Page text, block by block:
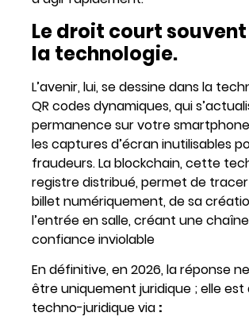
Le droit court
la technologie.
L’avenir, lui, se dessine dans la
QR codes dynamiques, qui
permanence sur votre
les captures d’écran inutilisables
fraudeurs. La blockchain, cette
registre distribué, permet de
billet numériquement, de sa
l’entrée en salle, créant une
confiance inviolable
En définitive, en 2026, la réponse
être uniquement juridique ; elle est
techno-juridique via :